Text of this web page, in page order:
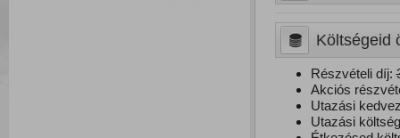
Költségeid
Részvételi díj:
Akciós
Utazási
Utazási